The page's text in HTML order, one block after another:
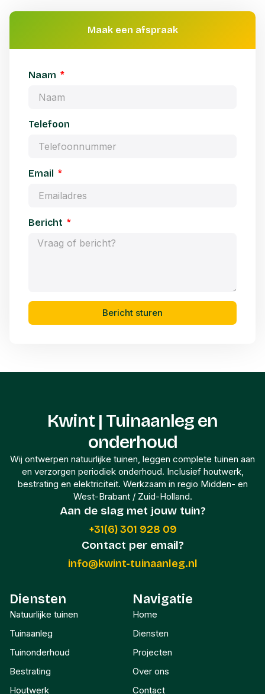
Maak een afspraak
Naam
Telefoon
Email
Bericht
Bericht sturen
Kwint | Tuinaanleg en
onderhoud
Wij ontwerpen natuurlijke tuinen, leggen complete tuinen aan
en verzorgen periodiek onderhoud. Inclusief houtwerk,
bestrating en elektriciteit. Werkzaam in regio Midden- en
West-Brabant / Zuid-Holland.
Aan de slag met jouw tuin?
+31(6) 301 928 09
Contact per email?
info@kwint-tuinaanleg.nl
Diensten
Natuurlijke tuinen
Tuinaanleg
Tuinonderhoud
Bestrating
Houtwerk
Navigatie
Home
Diensten
Projecten
Over ons
Contact